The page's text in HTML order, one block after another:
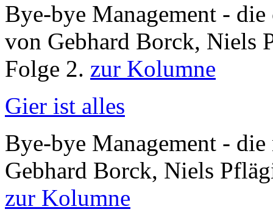
Bye-bye Management -
von Gebhard Borck, Niels
Folge 2. zur Kolumne
Gier ist alles
Bye-bye Management -
Gebhard Borck, Niels
zur Kolumne